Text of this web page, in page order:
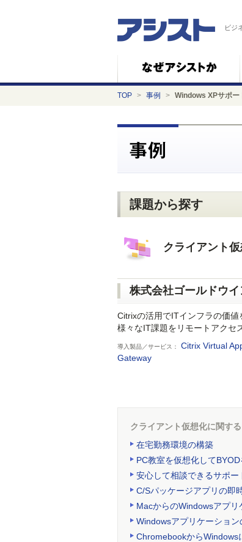
ビジ
TOP > 事例 > Windows XPサポー
課題から探す
クライアント
株式会社ゴールドウイ
Citrixの活用でITインフラの価値
様々なIT課題をリモートアクセ
導入製品／サービス：
Citrix Virtual
Gateway
クライアント仮想化に関す
在宅勤務環境の構築
PC教室を仮想化して
安心して相談できるサポー
C/Sパッケージアプリの即
MacからのWindowsアプリ
Windowsアプリケーショ
ChromebookからWindows